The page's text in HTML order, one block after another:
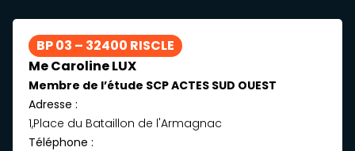
BP 03 – 32400 RISCLE
Me Caroline LUX
Membre de l’étude SCP ACTES SUD OUEST
Adresse :
1,Place du Bataillon de l'Armagnac
Téléphone :